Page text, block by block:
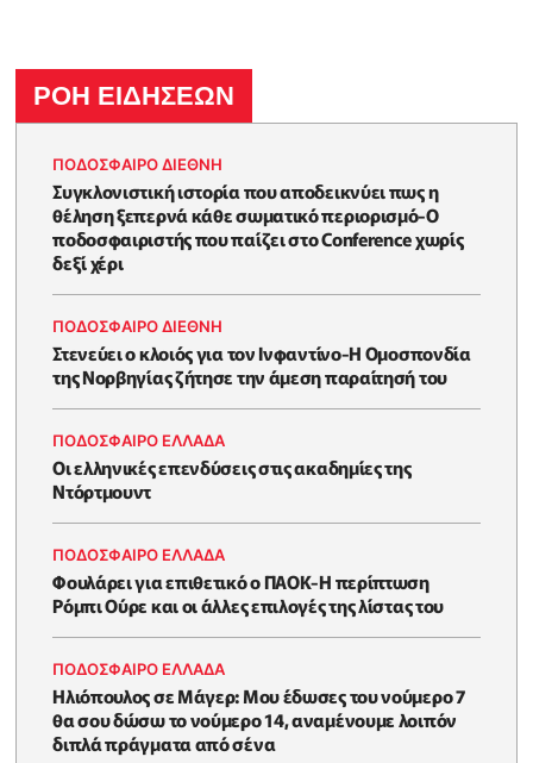
ΡΟΗ ΕΙΔΗΣΕΩΝ
ΠΟΔΟΣΦΑΙΡΟ ΔΙΕΘΝΗ
Συγκλονιστική ιστορία που αποδεικνύει πως η
θέληση ξεπερνά κάθε σωματικό περιορισμό-Ο
ποδοσφαιριστής που παίζει στο Conference χωρίς
δεξί χέρι
ΠΟΔΟΣΦΑΙΡΟ ΔΙΕΘΝΗ
Στενεύει ο κλοιός για τον Ινφαντίνο-Η Ομοσπονδία
της Νορβηγίας ζήτησε την άμεση παραίτησή του
ΠΟΔΟΣΦΑΙΡΟ ΕΛΛΑΔΑ
Οι ελληνικές επενδύσεις στις ακαδημίες της
Ντόρτμουντ
ΠΟΔΟΣΦΑΙΡΟ ΕΛΛΑΔΑ
Φουλάρει για επιθετικό ο ΠΑΟΚ-Η περίπτωση
Ρόμπι Ούρε και οι άλλες επιλογές της λίστας του
ΠΟΔΟΣΦΑΙΡΟ ΕΛΛΑΔΑ
Ηλιόπουλος σε Μάγερ: Μου έδωσες του νούμερο 7
θα σου δώσω το νούμερο 14, αναμένουμε λοιπόν
διπλά πράγματα από σένα